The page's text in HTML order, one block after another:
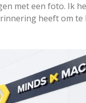
met een foto. Ik
heeft om te